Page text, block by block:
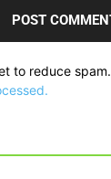
to reduce spam.